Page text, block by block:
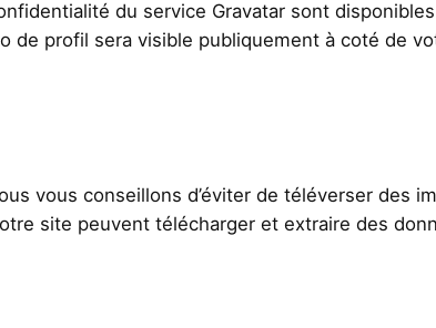
du service Gravatar sont
de profil sera visible publiquement à coté de
vous conseillons d’éviter de téléverser des
site peuvent télécharger et extraire des